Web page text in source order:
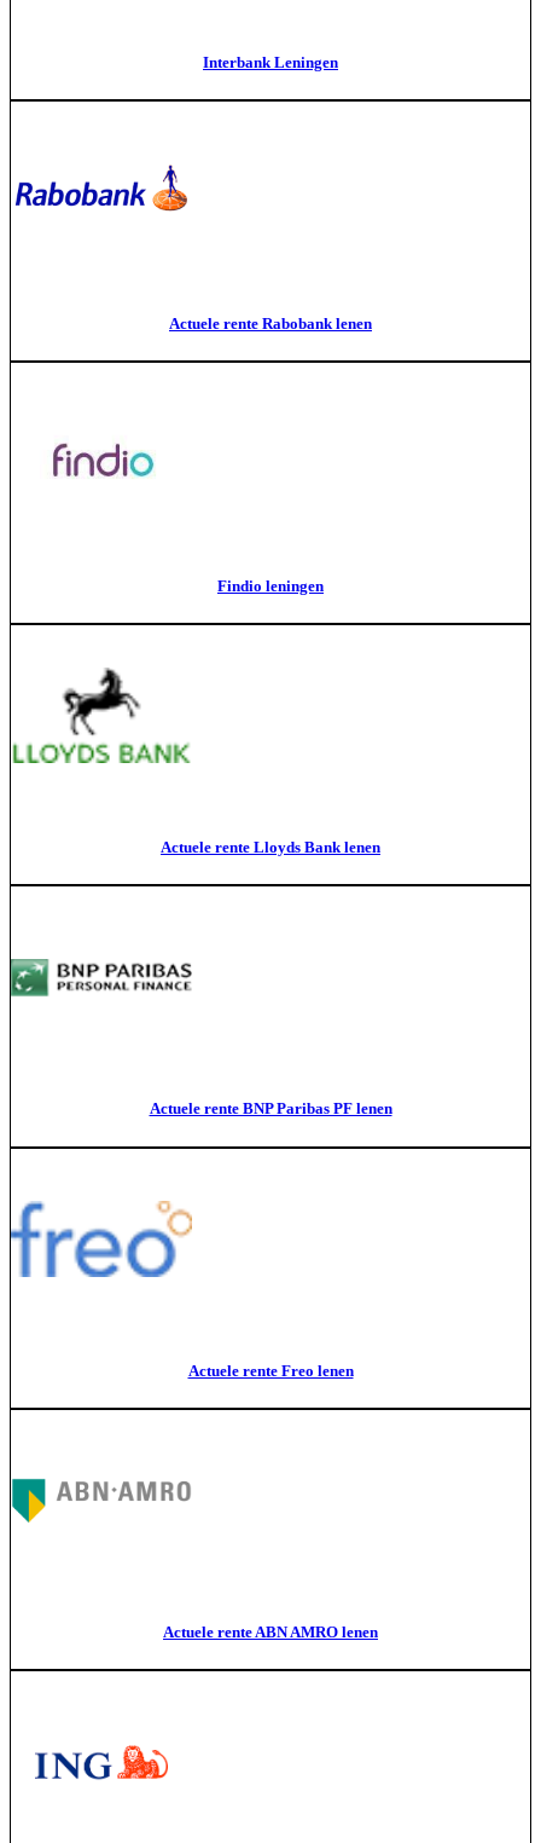
Interbank Leningen
Actuele rente Rabobank lenen
Findio leningen
Actuele rente Lloyds Bank lenen
Actuele rente BNP Paribas PF lenen
Actuele rente Freo lenen
Actuele rente ABN AMRO lenen